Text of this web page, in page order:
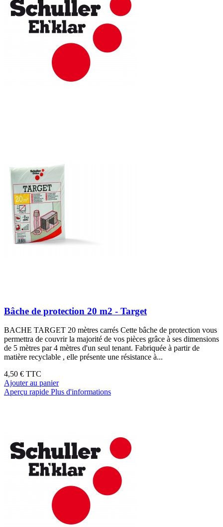
Bâche de protection 20 m2 - Target
BACHE TARGET 20 mètres carrés Cette bâche de protection vous
permettra de couvrir la majorité de vos pièces grâce à ses dimensions
de 5 mètres par 4 mètres d'un seul tenant. Fabriquée à partir de
matière recyclable , elle présente une résistance à...
4,50 € TTC
Ajouter au panier
Aperçu rapide Plus d'informations